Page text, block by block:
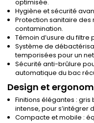
optimisée.
Hygiène et sécurité
Protection sanitaire
contamination.
Témoin d’usure du filtre
Système de
temporisées pour un
Sécurité anti-brûlure
automatique du bac
Design et
Finitions élégantes :
intense, pour s’intégrer
Compacte et mobile :